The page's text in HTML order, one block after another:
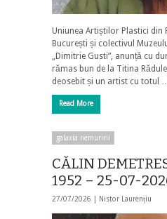
Uniunea Artiștilor Plastici din
București și colectivul
„Dimitrie Gusti”, anunță cu
rămas bun de la Titina
deosebit și un artist cu totul …
Read More
galaxia nemuririi
CĂLIN
1952 – 25-07-
27/07/2026 | Nistor Laurențiu